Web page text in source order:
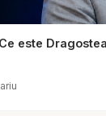
doar
eliberarea începe
că Dumnezeu
este